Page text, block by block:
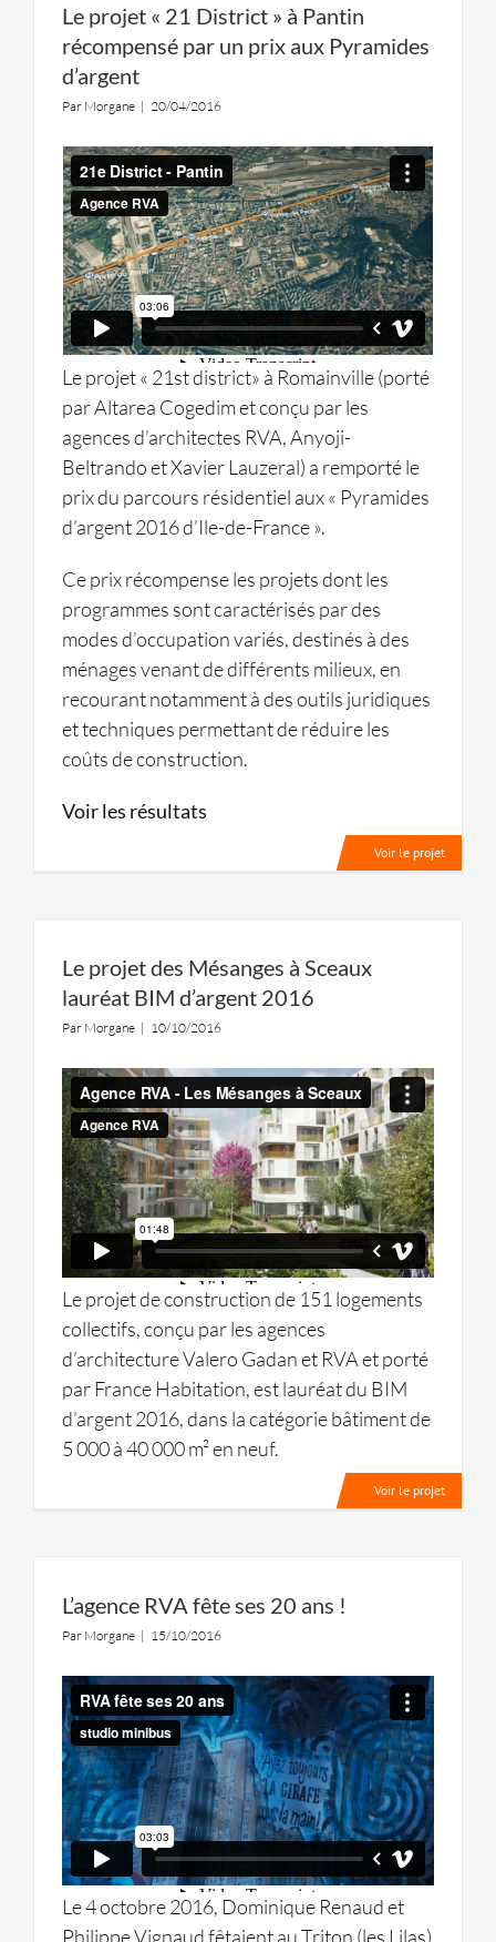
Le projet « 21 District » à Pantin
récompensé par un prix aux Pyramides
d’argent
Par Morgane | 20/04/2016
Le projet « 21st district» à Romainville (porté
par Altarea Cogedim et conçu par les
agences d’architectes RVA, Anyoji-
Beltrando et Xavier Lauzeral) a remporté le
prix du parcours résidentiel aux « Pyramides
d’argent 2016 d’Ile-de-France ».
Ce prix récompense les projets dont les
programmes sont caractérisés par des
modes d’occupation variés, destinés à des
ménages venant de différents milieux, en
recourant notamment à des outils juridiques
et techniques permettant de réduire les
coûts de construction.
Voir les résultats
Voir le projet
Le projet des Mésanges à Sceaux
lauréat BIM d’argent 2016
Par Morgane | 10/10/2016
Le projet de construction de 151 logements
collectifs, conçu par les agences
d’architecture Valero Gadan et RVA et porté
par France Habitation, est lauréat du BIM
d’argent 2016, dans la catégorie bâtiment de
5 000 à 40 000 m² en neuf.
Voir le projet
L’agence RVA fête ses 20 ans !
Par Morgane | 15/10/2016
Le 4 octobre 2016, Dominique Renaud et
Philippe Vignaud fêtaient au Triton (les Lilas)